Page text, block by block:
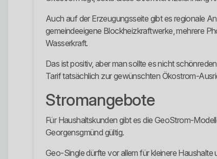
Auch auf der Erzeugungsseite gibt es regionale
gemeindeeigene Blockheizkraftwerke, mehrere
Wasserkraft.
Das ist positiv, aber man sollte es nicht
Tarif tatsächlich zur gewünschten Ökostrom-
Stromangebote
Für Haushaltskunden gibt es die GeoStrom-
Georgensgmünd gültig.
Geo-Single dürfte vor allem für kleinere